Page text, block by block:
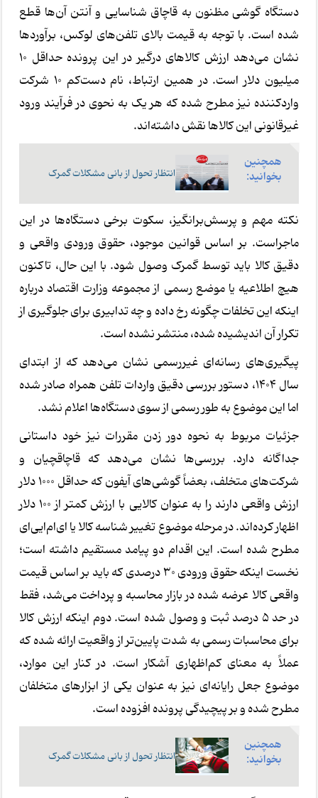
دستگاه گوشی مظنون به قاچاق شناسایی و آنتن آن‌ها قطع
شده است. با توجه به قیمت بالای تلفن‌های لوکس، برآوردها
نشان می‌دهد ارزش کالاهای درگیر در این پرونده حداقل ۱۰
میلیون دلار است. در همین ارتباط، نام دست‌کم ۱۰ شرکت
واردکننده نیز مطرح شده که هر یک به نحوی در فرآیند ورود
غیرقانونی این کالاها نقش داشته‌اند.
همچنین
بخوانید:
انتظار تحول از بانی مشکلات گمرک
نکته مهم و پرسش‌برانگیز، سکوت برخی دستگاه‌ها در این
ماجراست. بر اساس قوانین موجود، حقوق ورودی واقعی و
دقیق کالا باید توسط گمرک وصول شود. با این حال، تاکنون
هیچ اطلاعیه یا موضع رسمی از مجموعه وزارت اقتصاد درباره
اینکه این تخلفات چگونه رخ داده و چه تدابیری برای جلوگیری از
تکرار آن اندیشیده شده، منتشر نشده است.
پیگیری‌های رسانه‌ای غیررسمی نشان می‌دهد که از ابتدای
سال ۱۴۰۴، دستور بررسی دقیق واردات تلفن همراه صادر شده
اما این موضوع به طور رسمی از سوی دستگاه‌ها اعلام نشد.
جزئیات مربوط به نحوه دور زدن مقررات نیز خود داستانی
جداگانه دارد. بررسی‌ها نشان می‌دهد که قاچاقچیان و
شرکت‌های متخلف، بعضاً گوشی‌های آیفون که حداقل ۱۰۰۰ دلار
ارزش واقعی دارند را به عنوان کالایی با ارزش کمتر از ۱۰۰ دلار
اظهار کرده‌اند. در مرحله موضوع تغییر شناسه کالا یا ای‌ام‌ایی‌ای
مطرح شده است. این اقدام دو پیامد مستقیم داشته است؛
نخست اینکه حقوق ورودی ۳۰ درصدی که باید بر اساس قیمت
واقعی کالا عرضه شده در بازار محاسبه و پرداخت می‌شد، فقط
در حد ۵ درصد ثبت و وصول شده است. دوم اینکه ارزش کالا
برای محاسبات رسمی به شدت پایین‌تر از واقعیت ارائه شده که
عملاً به معنای کم‌اظهاری آشکار است. در کنار این موارد،
موضوع جعل رایانه‌ای نیز به عنوان یکی از ابزارهای متخلفان
مطرح شده و بر پیچیدگی پرونده افزوده است.
همچنین
بخوانید:
انتظار تحول از بانی مشکلات گمرک